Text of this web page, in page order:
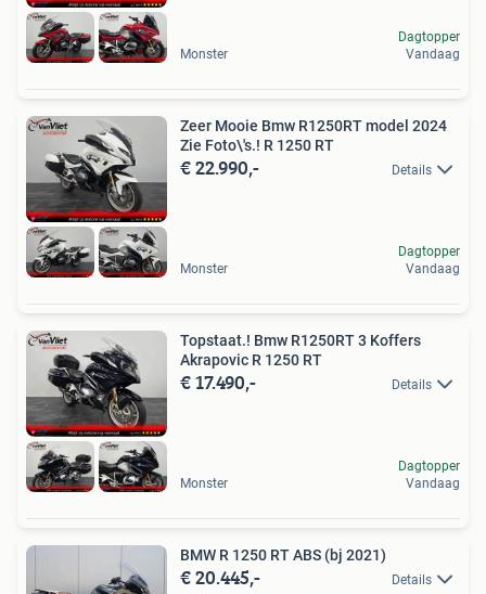
Monster
Dagtopper
Vandaag
Zeer Mooie Bmw R1250RT model 2024
Zie Foto\'s.! R 1250 RT
€ 22.990,- Details
Monster
Dagtopper
Vandaag
Topstaat.! Bmw R1250RT 3 Koffers
Akrapovic R 1250 RT
€ 17.490,- Details
Monster
Dagtopper
Vandaag
BMW R 1250 RT ABS (bj 2021)
€ 20.445,- Details